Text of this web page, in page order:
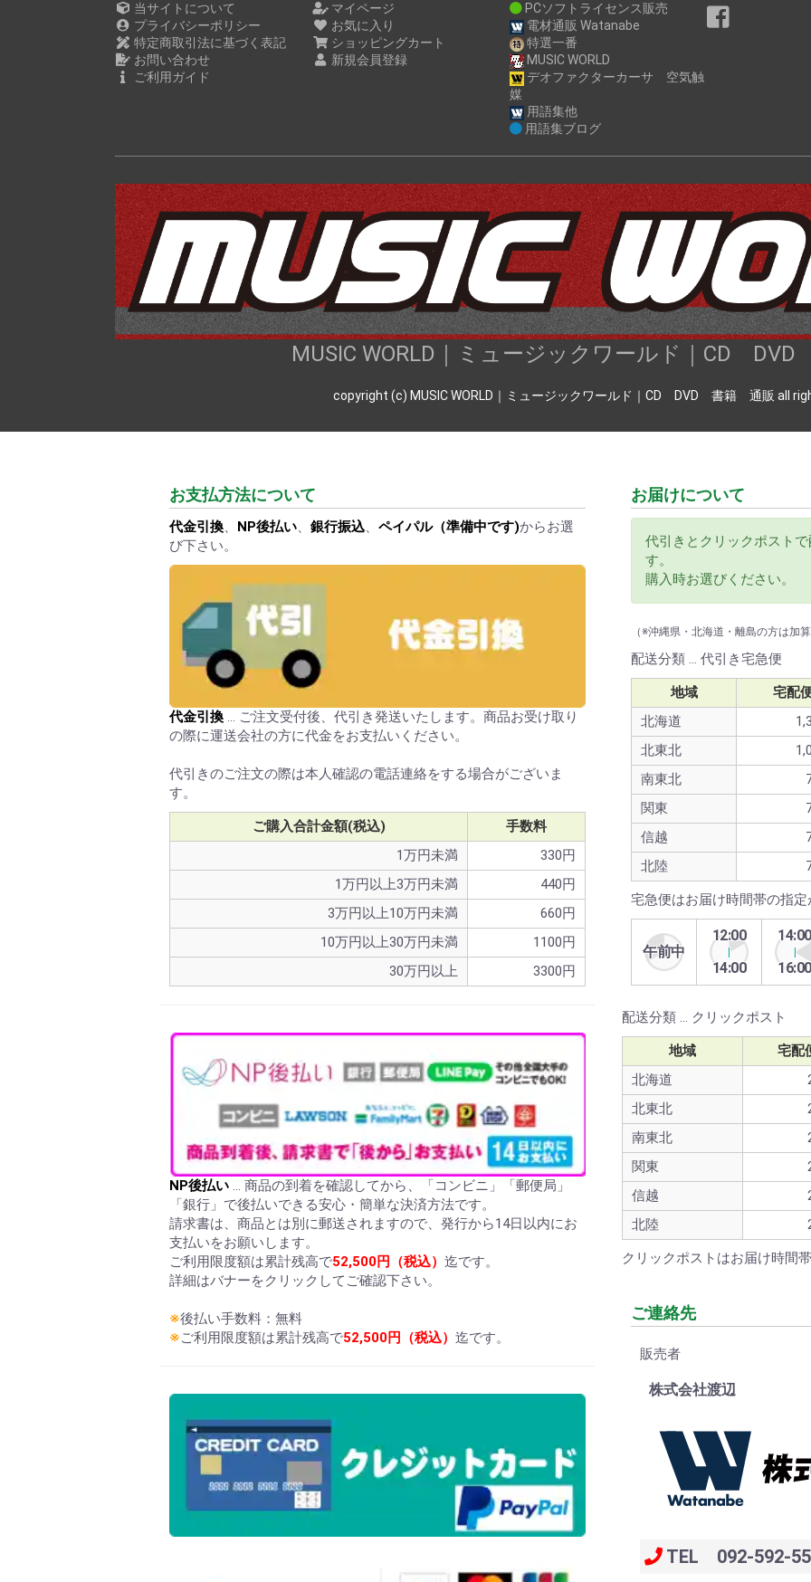
当サイトについて
プライバシーポリシー
特定商取引法に基づく表記
お問い合わせ
ご利用ガイド
マイページ
お気に入り
ショッピングカート
新規会員登録
PCソフトライセンス販売
電材通販 Watanabe
特選一番
MUSIC WORLD
デオファクターカーサ 空気触
媒
用語集他
用語集ブログ
MUSIC WORLD｜ミュージックワールド｜CD
copyright (c) MUSIC WORLD｜ミュージックワールド｜CD DVD 書籍 通販 all
お支払方法について
代金引換、 NP後払い、 銀行振込、 ペイパル（準備中です)からお選
び下さい。
代金引換 … ご注文受付後、代引き発送いたします。商品お受け取り
の際に運送会社の方に代金をお支払いください。
代引きのご注文の際は本人確認の電話連絡をする場合がございま
す。
ご購入合計金額(税込)
手数料
1万円未満
330円
1万円以上3万円未満
440円
3万円以上10万円未満
660円
10万円以上30万円未満
1100円
30万円以上
3300円
NP後払い … 商品の到着を確認してから、「コンビニ」「郵便局」
「銀行」で後払いできる安心・簡単な決済方法です。
請求書は、商品とは別に郵送されますので、発行から14日以内にお
支払いをお願いします。
ご利用限度額は累計残高で52,500円（税込） 迄です。
詳細はバナーをクリックしてご確認下さい。
※後払い手数料：無料
※ご利用限度額は累計残高で52,500円（税込） 迄です。
お届けについて
代引きとクリックポスト
す。
購入時お選びください。
（※沖縄県・北海道・離島の方は加
配送分類 … 代引き宅急便
地域
宅配
北海道
北東北
南東北
関東
信越
北陸
宅急便はお届け時間帯の指
午前中
12:00
14:00
14:00
16:00
配送分類 … クリックポスト
地域
宅配
北海道
北東北
南東北
関東
信越
北陸
クリックポストはお届け時間
ご連絡先
販売者
株式会社渡辺
TEL 092-592-